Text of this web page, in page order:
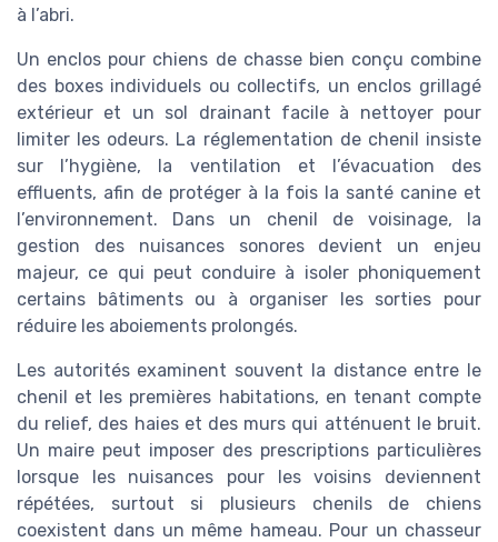
à l’abri.
Un enclos pour chiens de chasse bien conçu combine
des boxes individuels ou collectifs, un enclos grillagé
extérieur et un sol drainant facile à nettoyer pour
limiter les odeurs. La réglementation de chenil insiste
sur l’hygiène, la ventilation et l’évacuation des
effluents, afin de protéger à la fois la santé canine et
l’environnement. Dans un chenil de voisinage, la
gestion des nuisances sonores devient un enjeu
majeur, ce qui peut conduire à isoler phoniquement
certains bâtiments ou à organiser les sorties pour
réduire les aboiements prolongés.
Les autorités examinent souvent la distance entre le
chenil et les premières habitations, en tenant compte
du relief, des haies et des murs qui atténuent le bruit.
Un maire peut imposer des prescriptions particulières
lorsque les nuisances pour les voisins deviennent
répétées, surtout si plusieurs chenils de chiens
coexistent dans un même hameau. Pour un chasseur